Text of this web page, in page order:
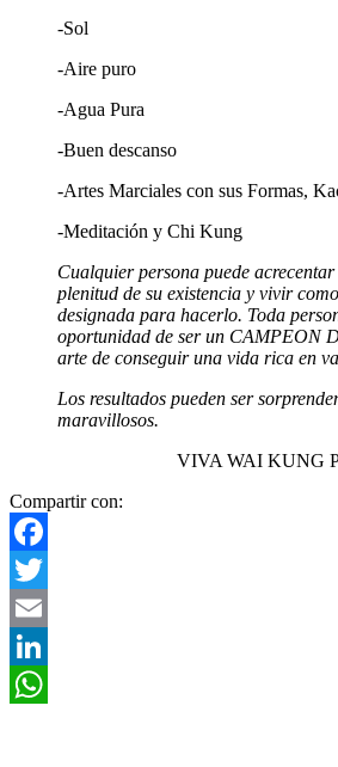
-Sol
-Aire puro
-Agua Pura
-Buen descanso
-Artes Marciales con sus Formas,
-Meditación y Chi Kung
Cualquier persona puede
plenitud de su existencia y vivir
designada para hacerlo. Toda
oportunidad de ser un CAMPEON
arte de conseguir una vida rica en
Los resultados pueden ser
maravillosos.
VIVA WAI KUNG
Compartir con:
Facebook
Twitter
Email
LinkedIn